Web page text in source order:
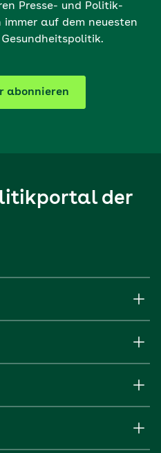
Presse- und Politik-
auf dem neuesten
abonnieren
der